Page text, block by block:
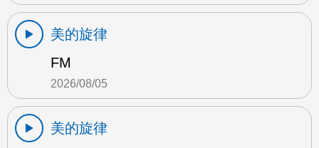
美的旋律
FM
2026/08/05
美的旋律